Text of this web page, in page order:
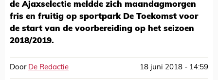
de Ajaxselectie meldde zich maandagmorgen
fris en fruitig op sportpark De Toekomst voor
de start van de voorbereiding op het seizoen
2018/2019.
Door De Redactie 18 juni 2018 - 14:59